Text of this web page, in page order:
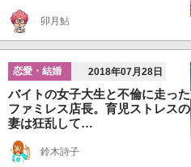
卯月鮎
恋愛・結婚 2018年07月28日
バイトの女子大生と不倫に走った
ファミレス店長。育児ストレスの
妻は狂乱して…
鈴木詩子